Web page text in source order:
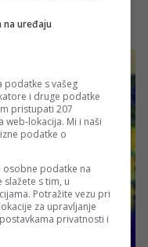
na uređaju
podatke s vašeg
i druge podatke
pristupati 207
lokacija. Mi i naši
podatke o
osobne podatke na
s tim, u
Potražite vezu pri
za upravljanje
privatnosti i